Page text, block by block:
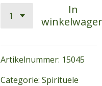
In
Artikelnummer: 15045
Categorie: Spirituele